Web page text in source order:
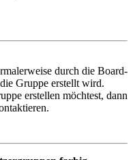
durch die Board-
Gruppe erstellt wird.
erstellen möchtest, dann